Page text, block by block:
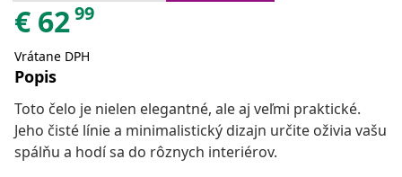
€ 6299
Vrátane DPH
Popis
Toto čelo je nielen elegantné, ale aj veľmi praktické.
Jeho čisté línie a minimalistický dizajn určite oživia vašu
spálňu a hodí sa do rôznych interiérov.